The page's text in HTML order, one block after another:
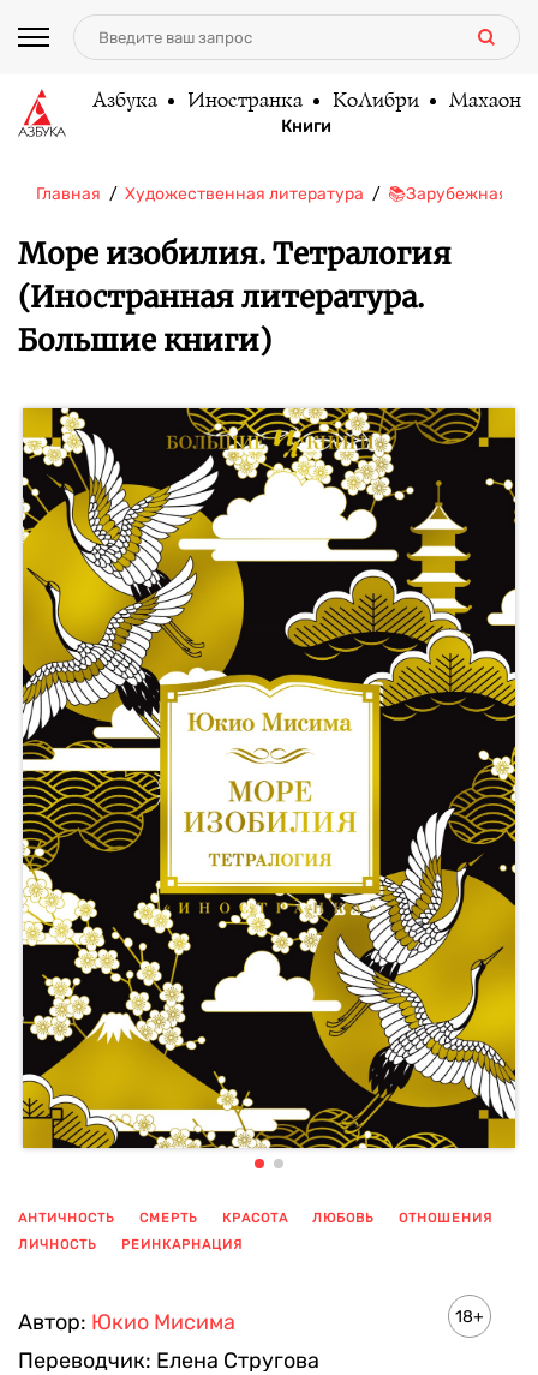
Азбука Иностранка КоЛибри Махаон
Книги
Главная Художественная литература 📚Зарубежная
Море изобилия. Тетралогия
(Иностранная литература.
Большие книги)
АНТИЧНОСТЬ СМЕРТЬ КРАСОТА ЛЮБОВЬ
ОТНОШЕНИЯ
ЛИЧНОСТЬ
РЕИНКАРНАЦИЯ
Автор: Юкио Мисима
Переводчик: Елена Стругова
18+